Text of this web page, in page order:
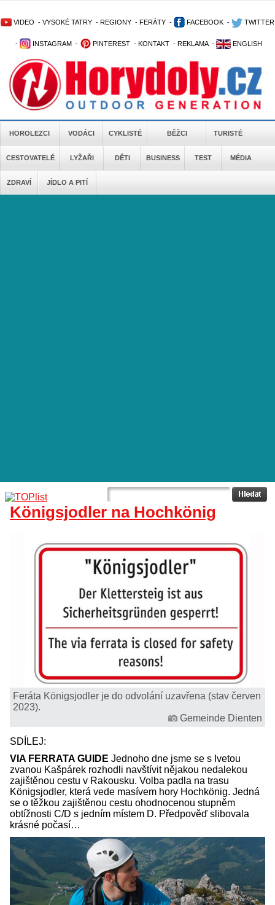
VIDEO - VYSOKÉ TATRY - REGIONY - FERÁTY - FACEBOOK - TWITTER
- INSTAGRAM - PINTEREST - KONTAKT - REKLAMA - ENGLISH
HOROLEZCI VODÁCI CYKLISTÉ BĚŽCI TURISTÉ
CESTOVATELÉ LYŽAŘI DĚTI BUSINESS TEST MÉDIA
ZDRAVÍ JÍDLO A PITÍ
Königsjodler na Hochkönig
Feráta Königsjodler je do odvolání uzavřena (stav červen
2023).
Gemeinde Dienten
SDÍLEJ:
VIA FERRATA GUIDE Jednoho dne jsme se s Ivetou
zvanou Kašpárek rozhodli navštívit nějakou nedalekou
zajištěnou cestu v Rakousku. Volba padla na trasu
Königsjodler, která vede masívem hory Hochkönig. Jedná
se o těžkou zajištěnou cestu ohodnocenou stupněm
obtížnosti C/D s jedním místem D. Předpověď slibovala
krásné počasí…